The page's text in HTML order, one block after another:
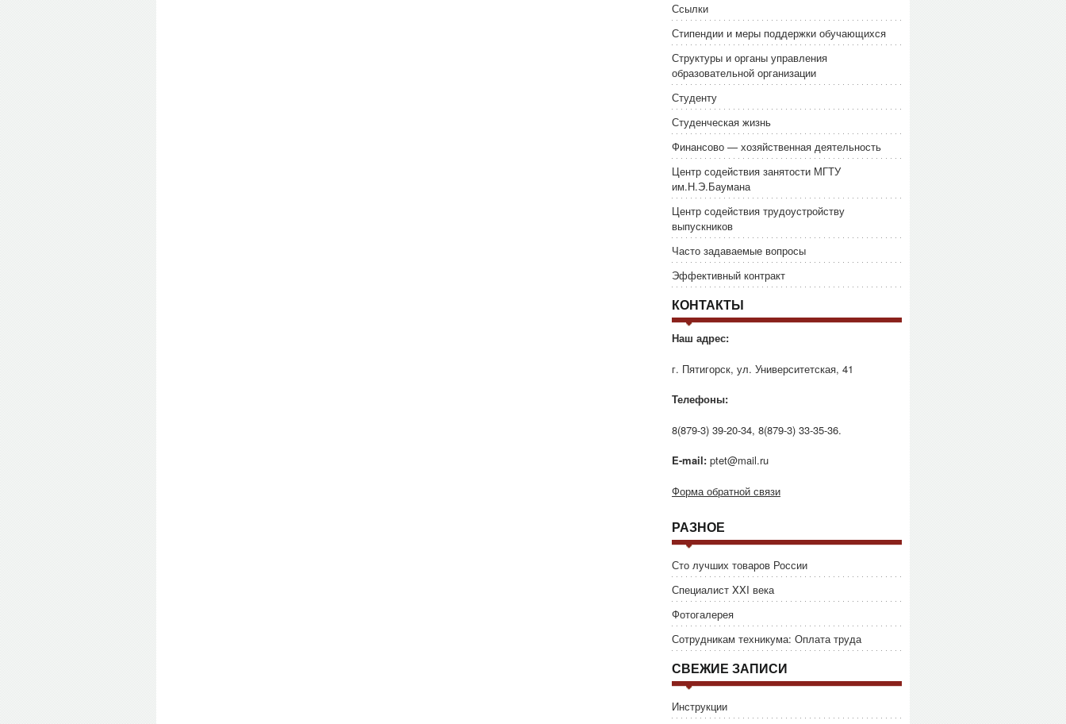
Ссылки
Стипендии и меры поддержки обучающихся
Структуры и органы управления
образовательной организации
Студенту
Студенческая жизнь
Финансово — хозяйственная деятельность
Центр содействия занятости МГТУ
им.Н.Э.Баумана
Центр содействия трудоустройству
выпускников
Часто задаваемые вопросы
Эффективный контракт
КОНТАКТЫ
Наш адрес:
г. Пятигорск, ул. Университетская, 41
Телефоны:
8(879-3) 39-20-34, 8(879-3) 33-35-36.
E-mail: ptet@mail.ru
Форма обратной связи
РАЗНОЕ
Сто лучших товаров России
Специалист XXI века
Фотогалерея
Сотрудникам техникума: Оплата труда
СВЕЖИЕ ЗАПИСИ
Инструкции